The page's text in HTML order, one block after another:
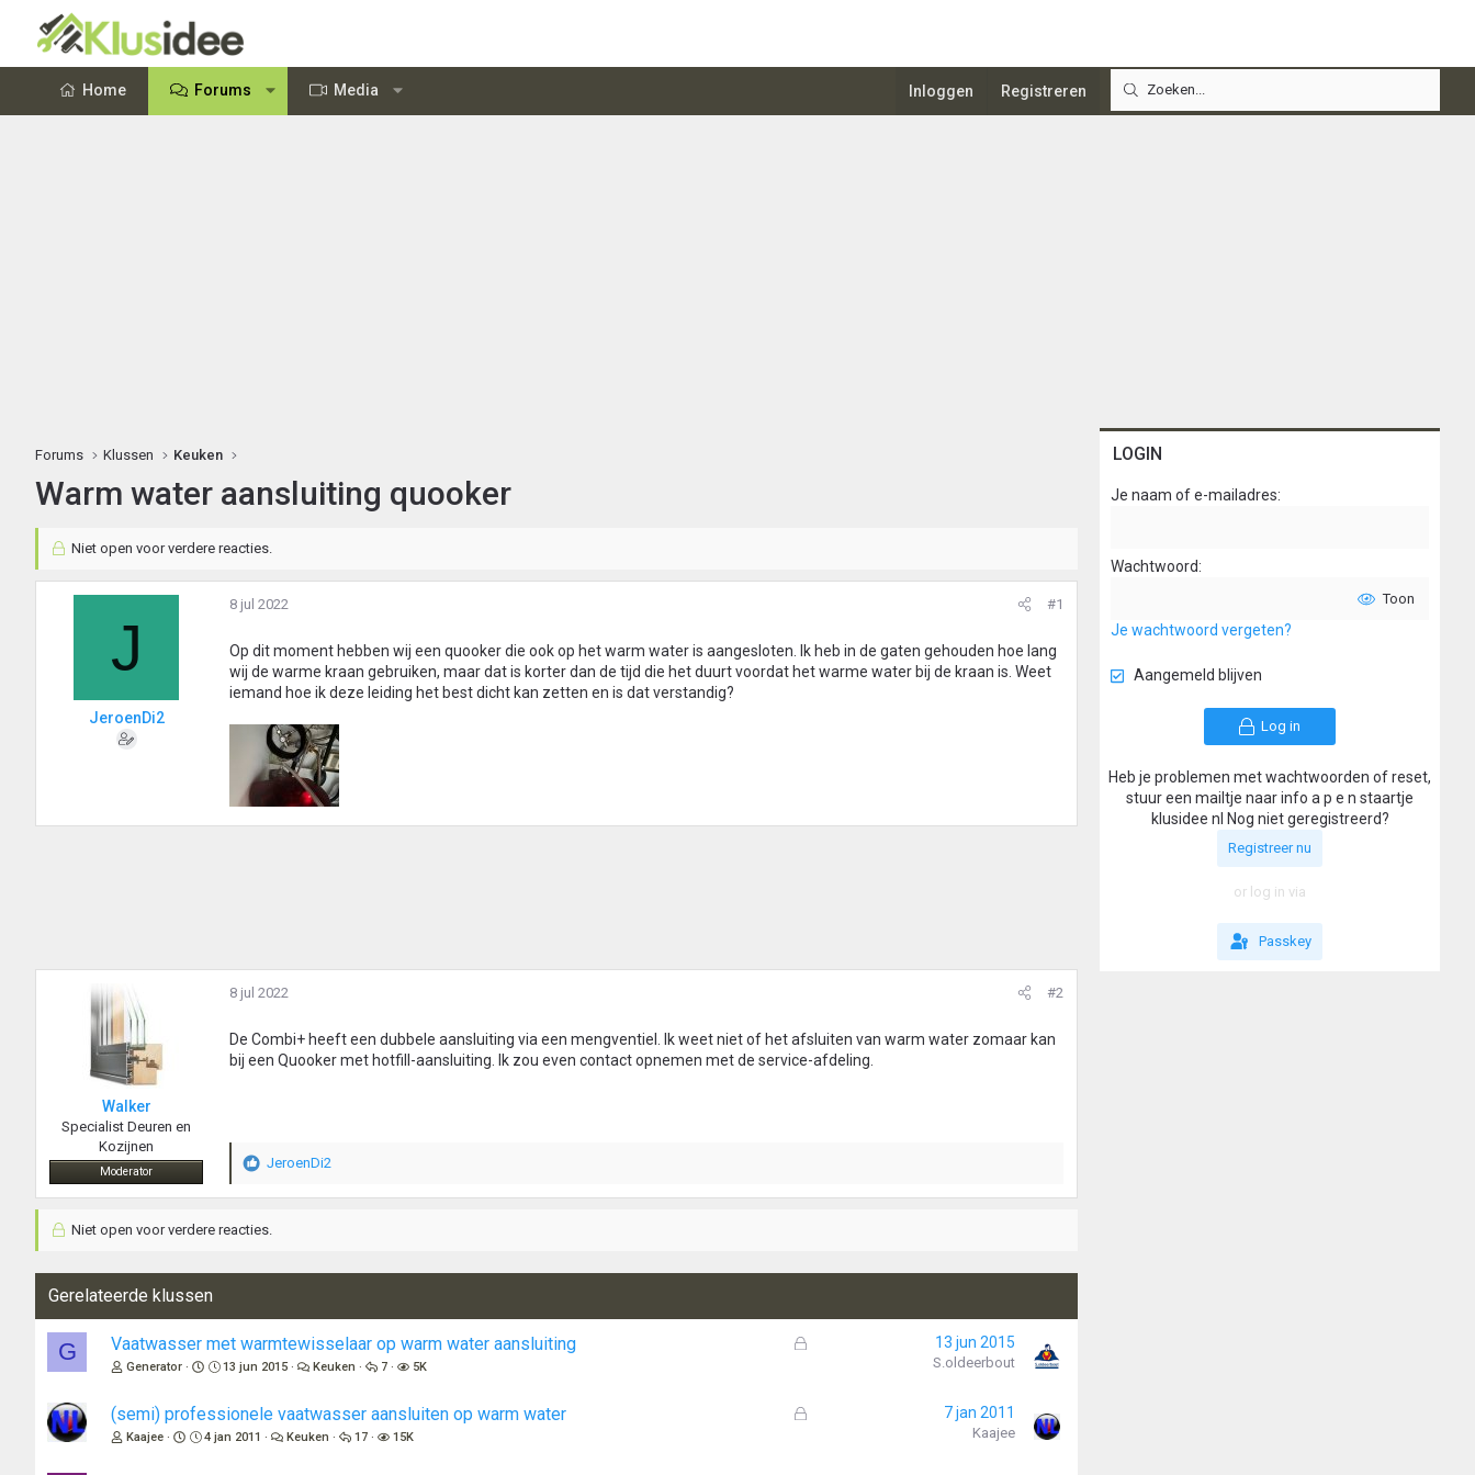
Home Forums Media Inloggen Registreren
Forums Klussen Keuken
Warm water aansluiting quooker
Niet open voor verdere reacties.
J
JeroenDi2
8 jul 2022 #1
Op dit moment hebben wij een quooker die ook op het warm water is aangesloten. Ik heb in de gaten gehouden hoe lang
wij de warme kraan gebruiken, maar dat is korter dan de tijd die het duurt voordat het warme water bij de kraan is. Weet
iemand hoe ik deze leiding het best dicht kan zetten en is dat verstandig?
Walker
Specialist Deuren en
Kozijnen
Moderator
8 jul 2022 #2
De Combi+ heeft een dubbele aansluiting via een mengventiel. Ik weet niet of het afsluiten van warm water zomaar kan
bij een Quooker met hotfill-aansluiting. Ik zou even contact opnemen met de service-afdeling.
W
r
e
g
e
:
JeroenDi2
Niet open voor verdere reacties.
Gerelateerde klussen
G
G
o
Vaatwasser met warmtewisselaar op warm water aansluiting
Generator 13 jun 2015 Keuken 7 5K
13 jun 2015
S.oldeerbout
G
(semi) professionele vaatwasser aansluiten op warm water
Kaajee 4 jan 2011 Keuken 17 15K
7 jan 2011
Kaajee
LOGIN
Je naam of e-mailadres
Wachtwoord
Toon
Je wachtwoord vergeten?
Aangemeld blijven
Log in
Heb je problemen met wachtwoorden of reset,
stuur een mailtje naar info a p e n staartje
klusidee nl Nog niet geregistreerd?
Registreer nu
or log in via
Passkey